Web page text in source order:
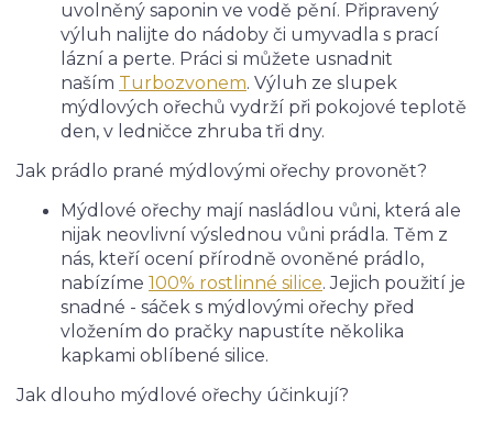
uvolněný saponin ve vodě pění. Připravený
výluh nalijte do nádoby či umyvadla s prací
lázní a perte. Práci si můžete usnadnit
naším Turbozvonem. Výluh ze slupek
mýdlových ořechů vydrží při pokojové teplotě
den, v ledničce zhruba tři dny.
Jak prádlo prané mýdlovými ořechy provonět?
Mýdlové ořechy mají nasládlou vůni, která ale
nijak neovlivní výslednou vůni prádla. Těm z
nás, kteří ocení přírodně ovoněné prádlo,
nabízíme 100% rostlinné silice. Jejich použití je
snadné - sáček s mýdlovými ořechy před
vložením do pračky napustíte několika
kapkami oblíbené silice.
Jak dlouho mýdlové ořechy účinkují?